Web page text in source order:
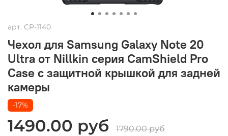
арт. CP-1140
Чехол для Samsung Galaxy Note 20
Ultra от Nillkin серия CamShield Pro
Case с защитной крышкой для задней
камеры
-17%
1490.00 руб
1790.00 руб